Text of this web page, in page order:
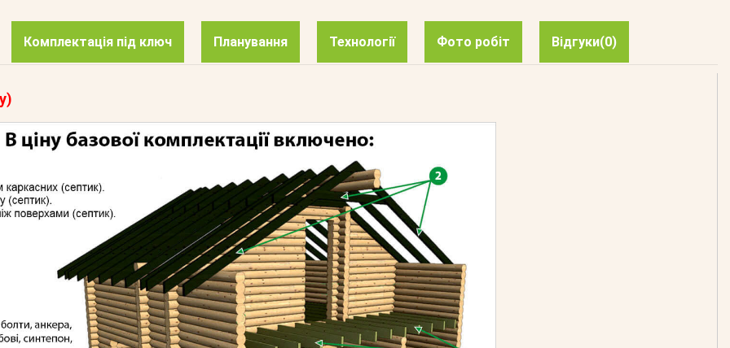
Комплектація під ключ Планування Технології Фото робіт Відгуки(0)